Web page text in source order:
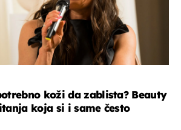
koži da zablista? Beauty
koja si i same često